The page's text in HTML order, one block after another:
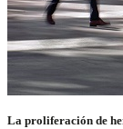
La proliferación de